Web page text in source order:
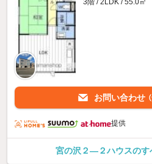
お問い合わせ
提供
宮の沢２—２ハウスのす